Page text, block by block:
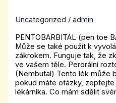
Uncategorized /admin
PENTOBARBITAL (pen toe
Může se také použít k
zákrokem. Funguje tak, že
ve vašem těle. Perorální
(Nembutal) Tento lék může
pokud máte otázky,
lékárníka. Co mám sdělit